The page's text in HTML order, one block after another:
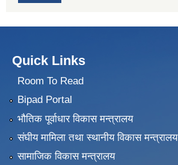
Quick Links
Room To Read
Bipad Portal
भौतिक पूर्वाधार विकास मन्त्रालय
संघीय मामिला तथा स्थानीय विकास मन्त्रालय
सामाजिक विकास मन्त्रालय